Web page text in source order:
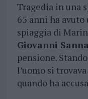
Tragedia in una
65 anni ha
spiaggia di
Giovanni Sanna
pensione.
l’uomo si
quando ha